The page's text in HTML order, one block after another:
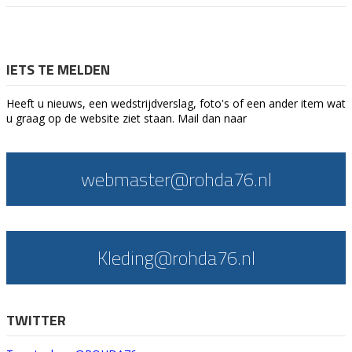
IETS TE MELDEN
Heeft u nieuws, een wedstrijdverslag, foto's of een ander item wat
u graag op de website ziet staan. Mail dan naar
webmaster@rohda76.nl
Kleding@rohda76.nl
TWITTER